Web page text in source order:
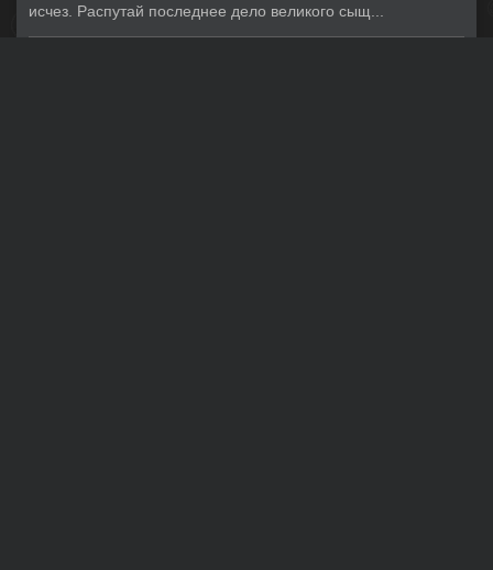
исчез. Распутай последнее дело великого сыщ...